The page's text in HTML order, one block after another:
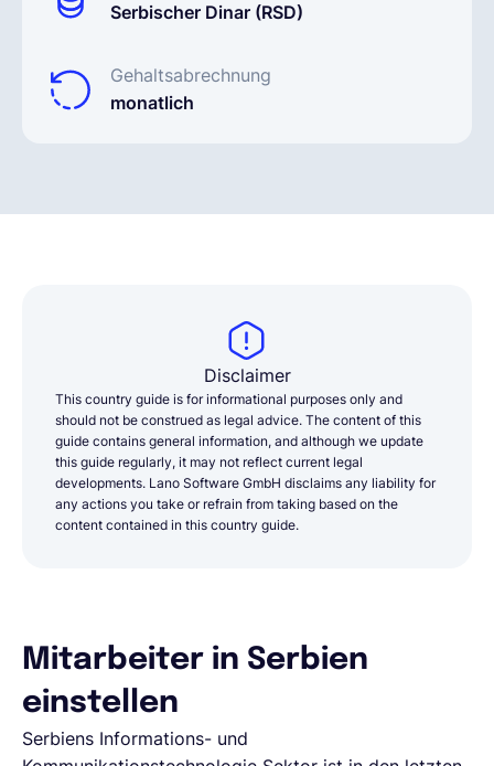
Serbischer Dinar (RSD)
Gehaltsabrechnung
monatlich
Disclaimer
This country guide is for informational purposes only and
should not be construed as legal advice. The content of this
guide contains general information, and although we update
this guide regularly, it may not reflect current legal
developments. Lano Software GmbH disclaims any liability for
any actions you take or refrain from taking based on the
content contained in this country guide.
Mitarbeiter in Serbien
einstellen
Serbiens Informations- und